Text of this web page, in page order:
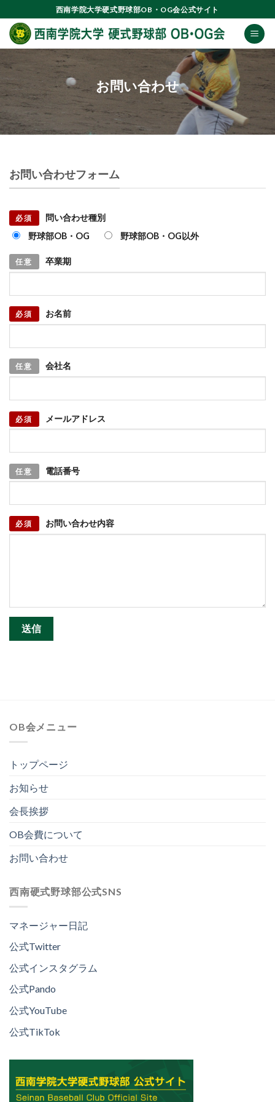
to
content
西南学院大学硬式野球部OB・OG会公式サイト
お問い合わせ
お問い合わせフォーム
必須
問い合わせ種別
野球部OB・OG
野球部OB・OG以外
任意 卒業期
必須 お名前
任意 会社名
必須 メールアドレス
任意 電話番号
必須 お問い合わせ内容
OB会メニュー
トップページ
お知らせ
会長挨拶
OB会費について
お問い合わせ
西南硬式野球部公式SNS
マネージャー日記
公式Twitter
公式インスタグラム
公式Pando
公式YouTube
公式TikTok